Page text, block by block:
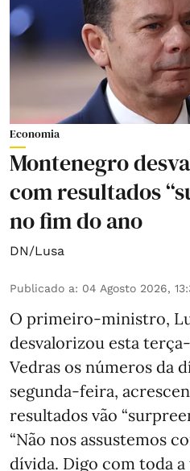
Economia
Montenegro
com resultados
no fim do ano
DN/Lusa
Publicado a: 04 Agosto 2026,
O primeiro-ministro,
desvalorizou esta
Vedras os números da
segunda-feira,
resultados vão
“Não nos assustemos
dívida. Digo com toda